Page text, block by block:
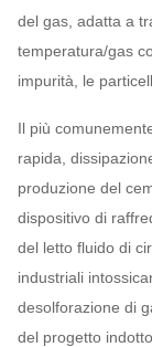
del gas, adatta a
temperatura/gas
impurità, le
Il più
rapida,
produzione del
dispositivo di
del letto fluido di
industriali
desolforazione di
del progetto